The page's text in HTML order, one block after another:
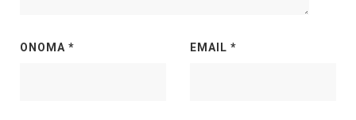
ΌΝΟΜΑ * EMAIL *